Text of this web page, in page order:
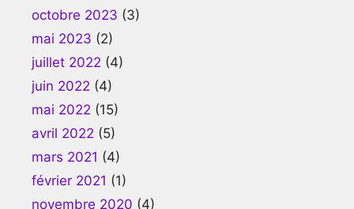
octobre 2023 (3)
mai 2023 (2)
juillet 2022 (4)
juin 2022 (4)
mai 2022 (15)
avril 2022 (5)
mars 2021 (4)
février 2021 (1)
novembre 2020 (4)